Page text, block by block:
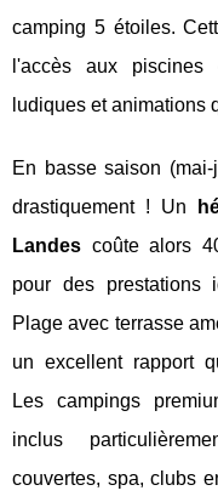
camping 5 étoiles.
l'accès aux piscines
ludiques et animations
En basse saison
drastiquement ! Un
Landes coûte alors
pour des prestations
Plage avec terrasse
un excellent rapport
Les campings
inclus
couvertes, spa, clubs